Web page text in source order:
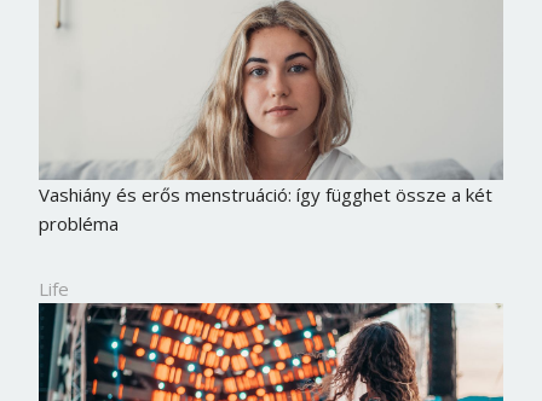
Vashiány és erős menstruáció: így függhet össze a két
probléma
Life